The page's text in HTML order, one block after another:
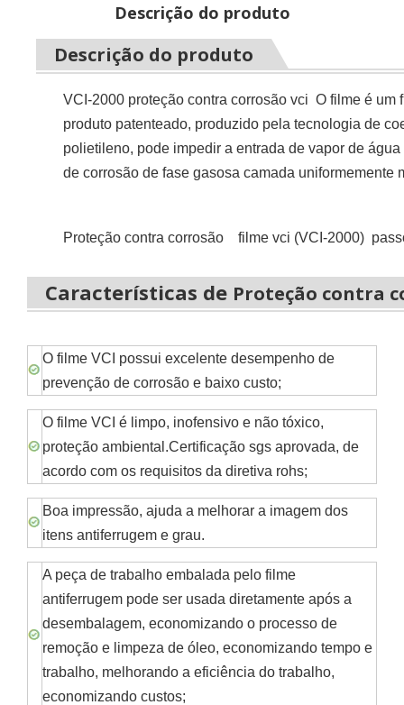
Descrição do produto
Descrição do produto
VCI-2000 proteção contra corrosão vci O filme é
produto patenteado, produzido pela tecnologia de
polietileno, pode impedir a entrada de vapor de
de corrosão de fase gasosa camada uniformemente
Proteção contra corrosão filme vci (VCI-2000)
Características de Proteção contra
O filme VCI possui excelente desempenho de
prevenção de corrosão e baixo custo;
O filme VCI é limpo, inofensivo e não tóxico,
proteção ambiental.Certificação sgs aprovada, de
acordo com os requisitos da diretiva rohs;
Boa impressão, ajuda a melhorar a imagem dos
itens antiferrugem e grau.
A peça de trabalho embalada pelo filme
antiferrugem pode ser usada diretamente após a
desembalagem, economizando o processo de
remoção e limpeza de óleo, economizando tempo e
trabalho, melhorando a eficiência do trabalho,
economizando custos;